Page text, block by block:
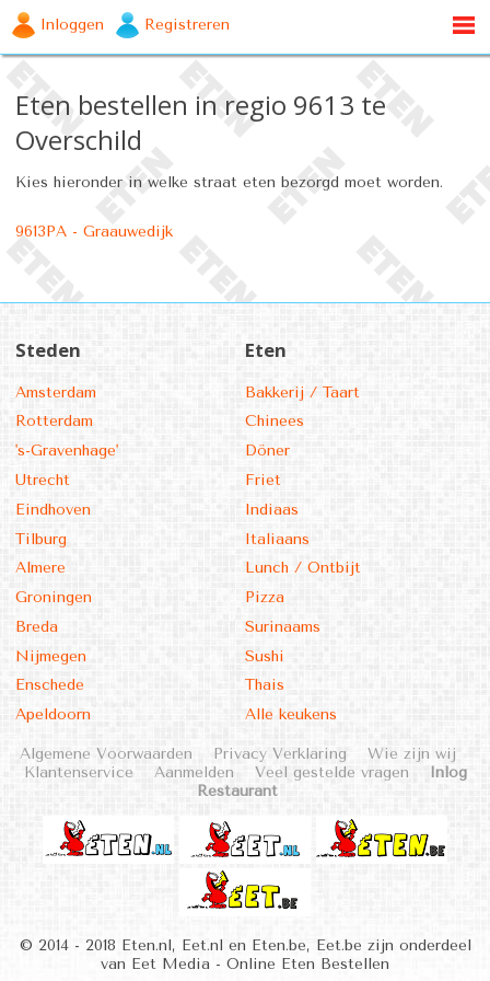
Inloggen Registreren
Eten bestellen in regio 9613 te
Overschild
Kies hieronder in welke straat eten bezorgd moet worden.
9613PA - Graauwedijk
Steden
Amsterdam
Rotterdam
's-Gravenhage'
Utrecht
Eindhoven
Tilburg
Almere
Groningen
Breda
Nijmegen
Enschede
Apeldoorn
Eten
Bakkerij / Taart
Chinees
Döner
Friet
Indiaas
Italiaans
Lunch / Ontbijt
Pizza
Surinaams
Sushi
Thais
Alle keukens
Algemene Voorwaarden Privacy Verklaring
Wie zijn wij
Klantenservice
Aanmelden Veel gestelde vragen
Inlog
Restaurant
© 2014 - 2018 Eten.nl, Eet.nl en Eten.be, Eet.be zijn onderdeel
van Eet Media - Online Eten Bestellen